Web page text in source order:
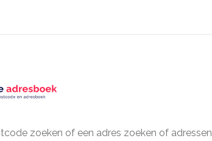
zoeken of een adres zoeken of adressen